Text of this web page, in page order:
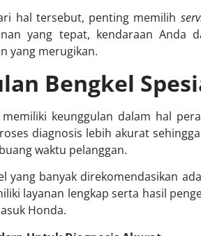
hal tersebut, penting memilih
yang tepat, kendaraan Anda
yang merugikan.
Bengkel
memiliki keunggulan dalam hal
diagnosis lebih akurat
waktu pelanggan.
yang banyak direkomendasikan
layanan lengkap serta hasil
Honda.